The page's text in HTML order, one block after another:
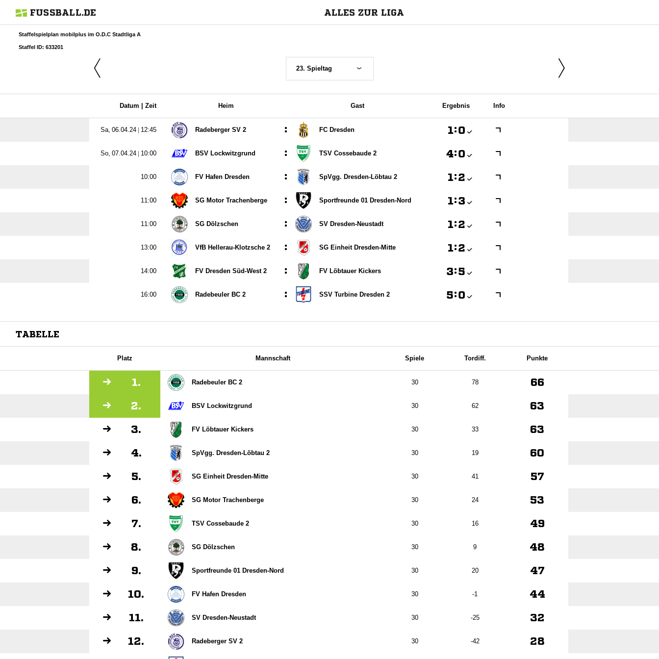
FUSSBALL.DE ALLES ZUR LIGA
Staffelspielplan mobilplus im O.D.C Stadtliga A
Staffel ID: 633201
23. Spieltag
Datum | Zeit Heim Gast Ergebnis Info
  |  Radeberger SV 2 : FC Dresden :
  |  BSV Lockwitzgrund : TSV Cossebaude 2 :
 FV Hafen Dresden : SpVgg. Dresden-Löbtau 2 :
 SG Motor Trachenberge : Sportfreunde 01 Dresden-Nord :
 SG Dölzschen : SV Dresden-Neustadt :
 VfB Hellerau-Klotzsche 2 : SG Einheit Dresden-Mitte :
 FV Dresden Süd-West 2 : FV Löbtauer Kickers :
 Radebeuler BC 2 : SSV Turbine Dresden 2 :
TABELLE
Platz Mannschaft Spiele Tordiff. Punkte
1. Radebeuler BC 2 30 78 66
2. BSV Lockwitzgrund 30 62 63
3. FV Löbtauer Kickers 30 33 63
4. SpVgg. Dresden-Löbtau 2 30 19 60
5. SG Einheit Dresden-Mitte 30 41 57
6. SG Motor Trachenberge 30 24 53
7. TSV Cossebaude 2 30 16 49
8. SG Dölzschen 30 9 48
9. Sportfreunde 01 Dresden-Nord 30 20 47
10. FV Hafen Dresden 30 -1 44
11. SV Dresden-Neustadt 30 -25 32
12. Radeberger SV 2 30 -42 28